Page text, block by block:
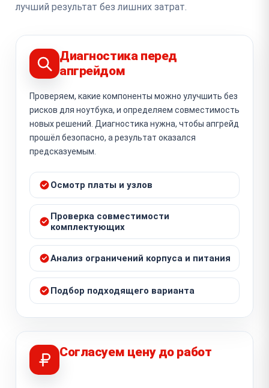
лучший результат без лишних затрат.
Диагностика перед
апгрейдом
Проверяем, какие компоненты можно улучшить без
рисков для ноутбука, и определяем совместимость
новых решений. Диагностика нужна, чтобы апгрейд
прошёл безопасно, а результат оказался
предсказуемым.
Осмотр платы и узлов
Проверка совместимости
комплектующих
Анализ ограничений корпуса и питания
Подбор подходящего варианта
Согласуем цену до работ